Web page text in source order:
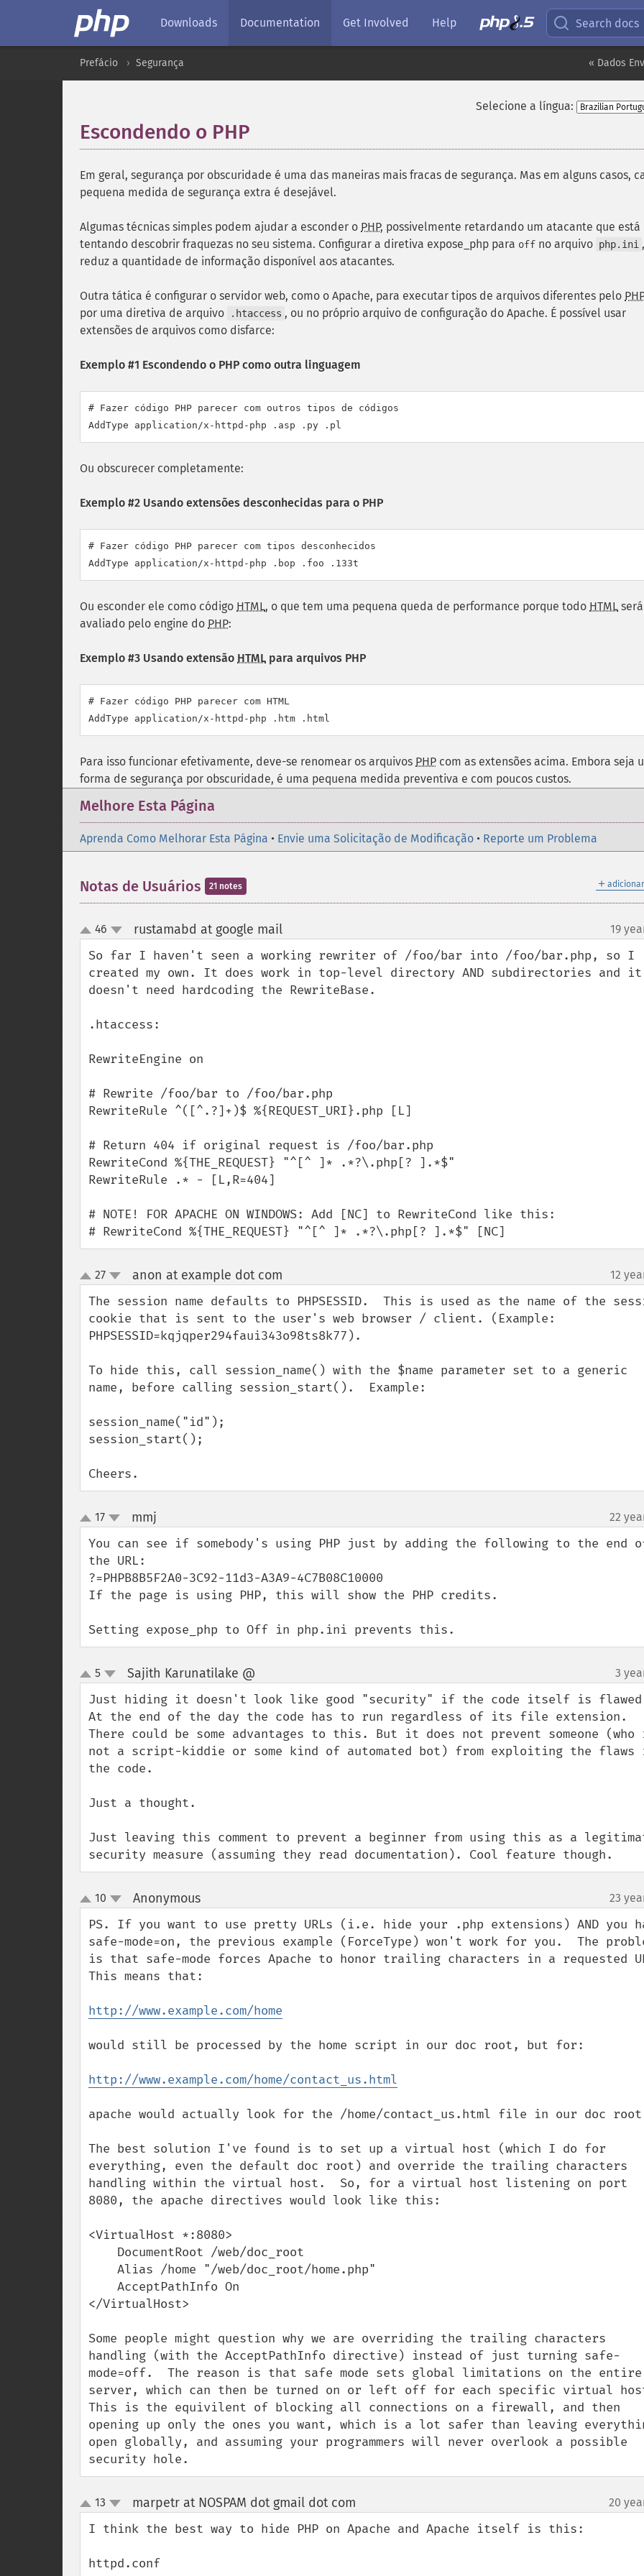
Downloads Documentation Get Involved Help Search docs
« Dados
Prefácio Segurança
Selecione a língua:
Escondendo o PHP
Em geral, segurança por obscuridade é uma das maneiras mais fracas de segurança. Mas em alguns casos,
pequena medida de segurança extra é desejável.
Algumas técnicas simples podem ajudar a esconder o PHP, possivelmente retardando um atacante que está
tentando descobrir fraquezas no seu sistema. Configurar a diretiva expose_php para off no arquivo php.ini ,
reduz a quantidade de informação disponível aos atacantes.
Outra tática é configurar o servidor web, como o Apache, para executar tipos de arquivos diferentes pelo PHP
por uma diretiva de arquivo
.htaccess , ou no próprio arquivo de configuração do Apache. É possível usar
extensões de arquivos como disfarce:
Exemplo #1 Escondendo o PHP como outra linguagem
# Fazer código PHP parecer com outros tipos de códigos
AddType application/x-httpd-php .asp .py .pl
Ou obscurecer completamente:
Exemplo #2 Usando extensões desconhecidas para o PHP
# Fazer código PHP parecer com tipos desconhecidos
AddType application/x-httpd-php .bop .foo .133t
Ou esconder ele como código HTML, o que tem uma pequena queda de performance porque todo HTML será
avaliado pelo engine do PHP:
Exemplo #3 Usando extensão HTML para arquivos PHP
# Fazer código PHP parecer com HTML
AddType application/x-httpd-php .htm .html
Para isso funcionar efetivamente, deve-se renomear os arquivos PHP com as extensões acima. Embora seja
forma de segurança por obscuridade, é uma pequena medida preventiva e com poucos custos.
Melhore Esta Página
Aprenda Como Melhorar Esta Página • Envie uma Solicitação de Modificação • Reporte um Problema
＋
Notas de Usuários 21 notes
up
down
46 rustamabd at google mail¶ 19
So far I haven't seen a working rewriter of /foo/bar into /foo/bar.php, so I
created my own. It does work in top-level directory AND subdirectories and it
doesn't need hardcoding the RewriteBase.
.htaccess:
RewriteEngine on
# Rewrite /foo/bar to /foo/bar.php
RewriteRule ^([^.?]+)$ %{REQUEST_URI}.php [L]
# Return 404 if original request is /foo/bar.php
RewriteCond %{THE_REQUEST} "^[^ ]* .*?\.php[? ].*$"
RewriteRule .* - [L,R=404]
# NOTE! FOR APACHE ON WINDOWS: Add [NC] to RewriteCond like this:
# RewriteCond %{THE_REQUEST} "^[^ ]* .*?\.php[? ].*$" [NC]
up
down
27 anon at example dot com 12
The session name defaults to PHPSESSID.  This is used as the name of the
cookie that is sent to the user's web browser / client. (Example:
PHPSESSID=kqjqper294faui343o98ts8k77).
To hide this, call session_name() with the $name parameter set to a generic
name, before calling session_start().  Example:
session_name("id");
session_start();
Cheers.
up
down
17 mmj 22
You can see if somebody's using PHP just by adding the following to the end
the URL:
?=PHPB8B5F2A0-3C92-11d3-A3A9-4C7B08C10000
If the page is using PHP, this will show the PHP credits.
Setting expose_php to Off in php.ini prevents this.
up
down
5 Sajith Karunatilake @ 3
Just hiding it doesn't look like good "security" if the code itself is
At the end of the day the code has to run regardless of its file extension.
There could be some advantages to this. But it does not prevent someone (who
not a script-kiddie or some kind of automated bot) from exploiting the flaws
the code.
Just a thought.
Just leaving this comment to prevent a beginner from using this as a
security measure (assuming they read documentation). Cool feature though.
up
down
10 Anonymous¶ 23
PS. If you want to use pretty URLs (i.e. hide your .php extensions) AND you
safe-mode=on, the previous example (ForceType) won't work for you.  The
is that safe-mode forces Apache to honor trailing characters in a requested
This means that:
http://www.example.com/home
would still be processed by the home script in our doc root, but for:
http://www.example.com/home/contact_us.html
apache would actually look for the /home/contact_us.html file in our doc
The best solution I've found is to set up a virtual host (which I do for
everything, even the default doc root) and override the trailing characters
handling within the virtual host.  So, for a virtual host listening on port
8080, the apache directives would look like this:
<VirtualHost *:8080>
</VirtualHost>
Some people might question why we are overriding the trailing characters
handling (with the AcceptPathInfo directive) instead of just turning safe-
mode=off.  The reason is that safe mode sets global limitations on the entire
server, which can then be turned on or left off for each specific virtual
This is the equivilent of blocking all connections on a firewall, and then
opening up only the ones you want, which is a lot safer than leaving
open globally, and assuming your programmers will never overlook a possible
security hole.
up
down
13 marpetr at NOSPAM dot gmail dot com 20
I think the best way to hide PHP on Apache and Apache itself is this:
httpd.conf